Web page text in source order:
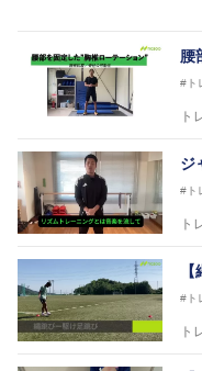
を派遣し
さらには
に講師を
「一人
からサポ
生きと」
ている。
腰
#ト
ト
ジ
#ト
ト
#ト
ト